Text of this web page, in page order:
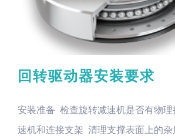
回转驱动器安装要求
安装准备 检查旋转减速机是否有物
速机和连接支架 清理支撑表面上的